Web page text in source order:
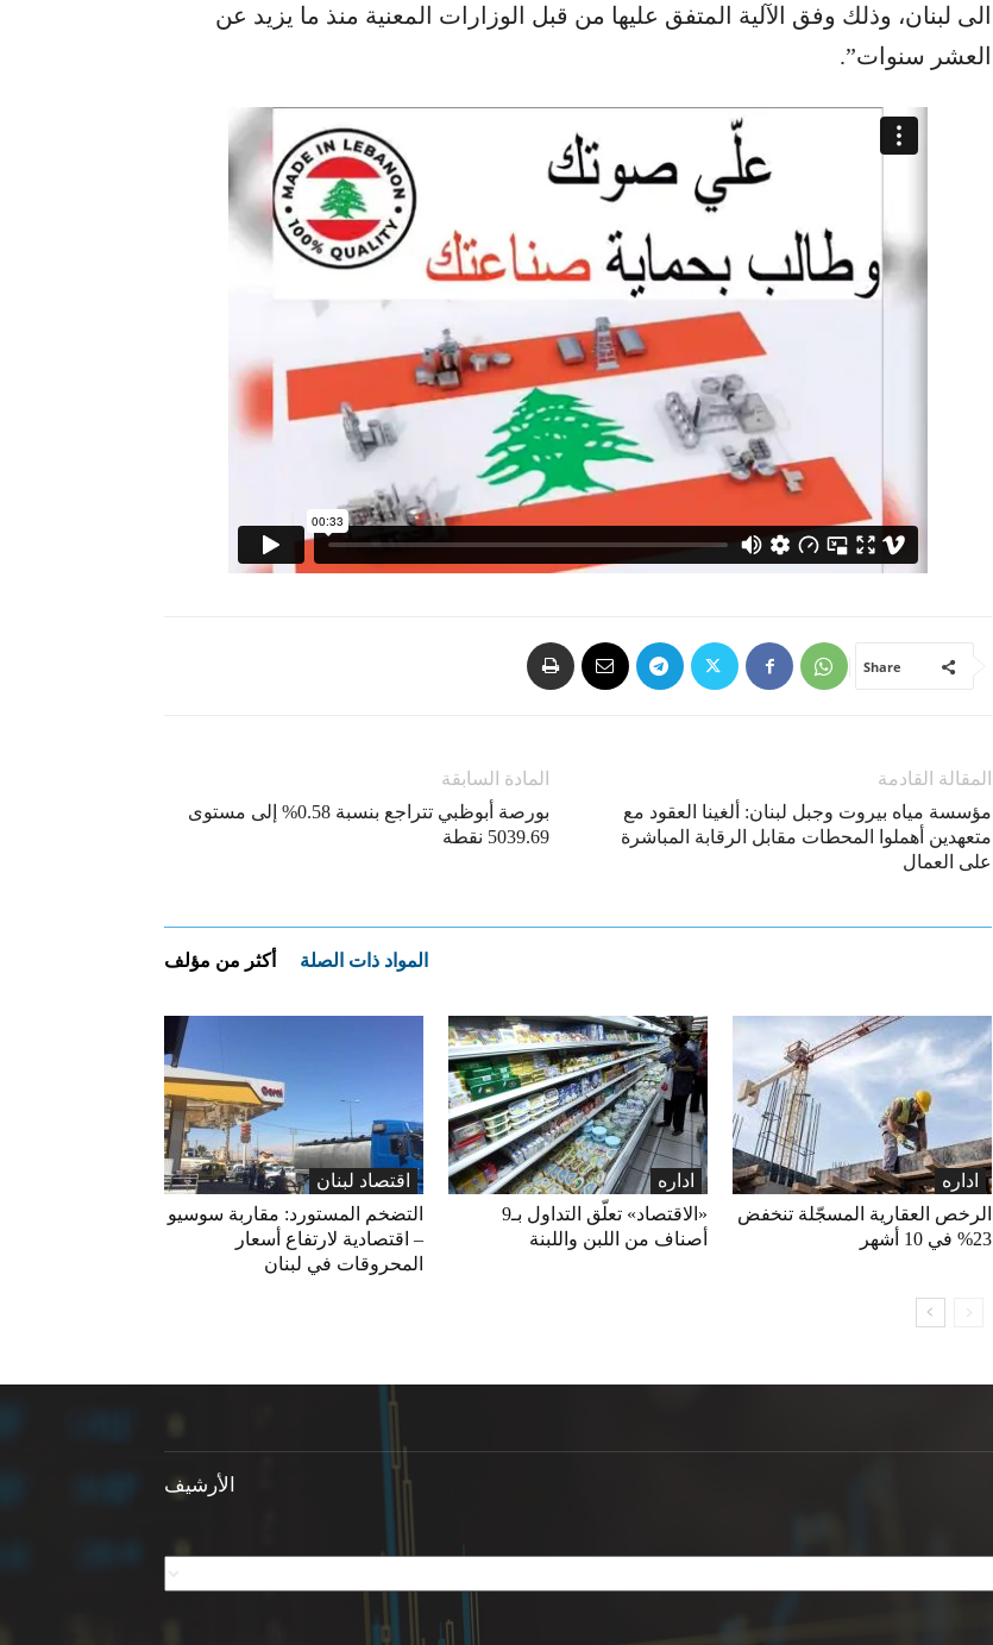
الى لبنان، وذلك وفق الآلية المتفق عليها من قبل الوزارات المعنية منذ ما يزيد عن
العشر سنوات”.
Share
المادة السابقة
بورصة أبوظبي تتراجع بنسبة 0.58% إلى مستوى
5039.69 نقطة
المقالة القادمة
مؤسسة مياه بيروت وجبل لبنان: ألغينا العقود مع
متعهدين أهملوا المحطات مقابل الرقابة المباشرة
على العمال
المواد ذات الصلة أكثر من مؤلف
اقتصاد لبنان
التضخم المستورد: مقاربة سوسيو
– اقتصادية لارتفاع أسعار
المحروقات في لبنان
اداره
«الاقتصاد» تعلّق التداول بـ9
أصناف من اللبن واللبنة
اداره
الرخص العقارية المسجّلة تنخفض
23% في 10 أشهر
الأرشيف